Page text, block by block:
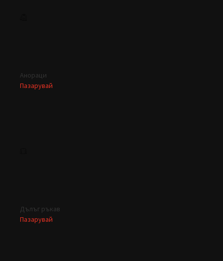
Анораци
Пазарувай
Дълъг ръкав
Пазарувай